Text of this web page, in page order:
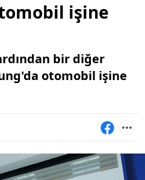
işine
bir diğer
otomobil işine